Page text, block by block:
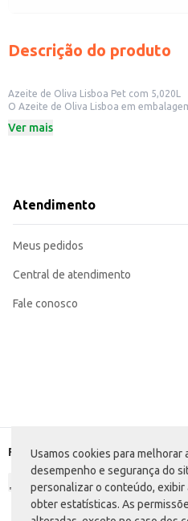
Usamos cookies para melhorar
desempenho e segurança do
personalizar o conteúdo, exibir
obter estatísticas. As
Descrição do produto
Azeite de Oliva Lisboa Pet com 5,020L
O Azeite de Oliva Lisboa em embalagem PET com 5,020L é uma opção prática e
Dicas de uso:
O Azeite de Oliva Lisboa em
embalagem garante a conservação
Marca: Lisboa
Categoria: Azeite
EAN: 30824937
Ver mais
Atendimento
Meus pedidos
Central de atendimento
Fale conosco
Formas de pagamento